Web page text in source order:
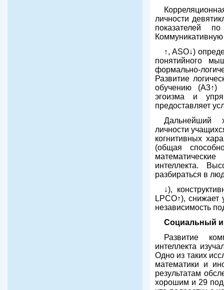
личности
показателей
↑, ASO↓)
понятийного
формально-
Развитие
обучению (А3↑)
эгоизма и
предоставляет
Дальнейший
личности
когнитивных
(общая
интеллекта.
разбираться в
↓),
LPCО↑), снижает
независимость
Социальный
Развитие
интеллекта
Одно из таких
математики и
результатам
хорошим и 29